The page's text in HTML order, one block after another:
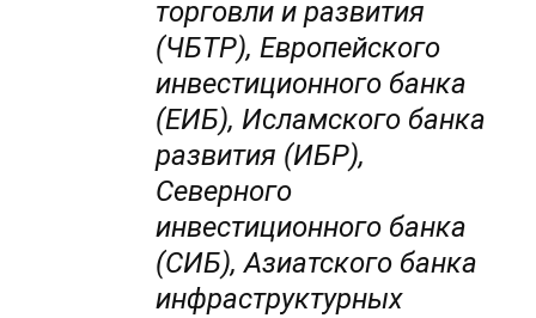
торговли и развития
(ЧБТР), Европейского
инвестиционного банка
(ЕИБ), Исламского банка
развития (ИБР),
Северного
инвестиционного банка
(СИБ), Азиатского банка
инфраструктурных